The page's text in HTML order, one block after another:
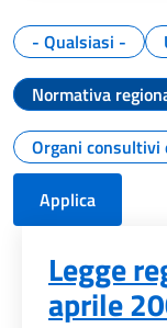
- Qualsiasi -
Normativa
Organi consultivi
Legge
aprile